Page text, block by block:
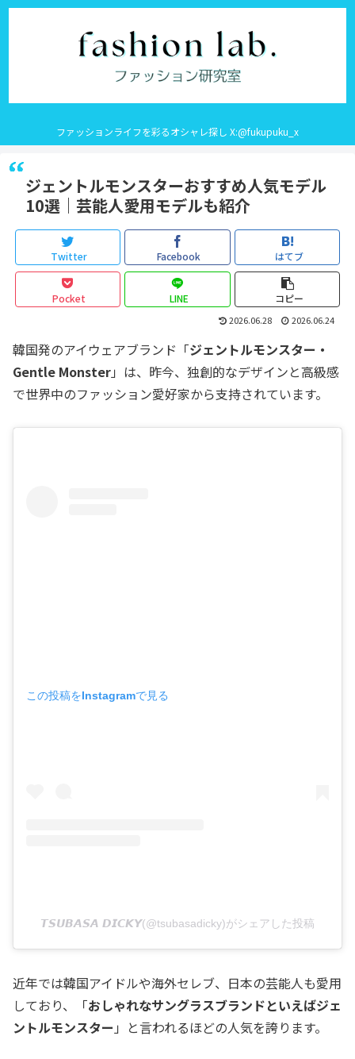
ファッションライフを彩るオシャレ探し X:@fukupuku_x
ジェントルモンスターおすすめ人気モデル
10選｜芸能人愛用モデルも紹介
Twitter Facebook はてブ
Pocket LINE コピー
2026.06.28 2026.06.24
韓国発のアイウェアブランド「ジェントルモンスター・
Gentle Monster」は、昨今、独創的なデザインと高級感
で世界中のファッション愛好家から支持されています。
この投稿をInstagramで見る
𝙏𝙎𝙐𝘽𝘼𝙎𝘼 𝘿𝙄𝘾𝙆𝙔(@tsubasadicky)がシェアした投稿
近年では韓国アイドルや海外セレブ、日本の芸能人も愛用
しており、「おしゃれなサングラスブランドといえばジェ
ントルモンスター 」と言われるほどの人気を誇ります。